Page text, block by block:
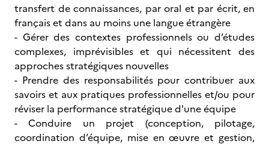
transfert de connaissances, par oral et par écrit, en
français et dans au moins une langue étrangère
- Gérer des contextes professionnels ou d’études
complexes, imprévisibles et qui nécessitent des
approches stratégiques nouvelles
- Prendre des responsabilités pour contribuer aux
savoirs et aux pratiques professionnelles et/ou pour
réviser la performance stratégique d'une équipe
- Conduire un projet (conception, pilotage,
coordination d’équipe, mise en œuvre et gestion,